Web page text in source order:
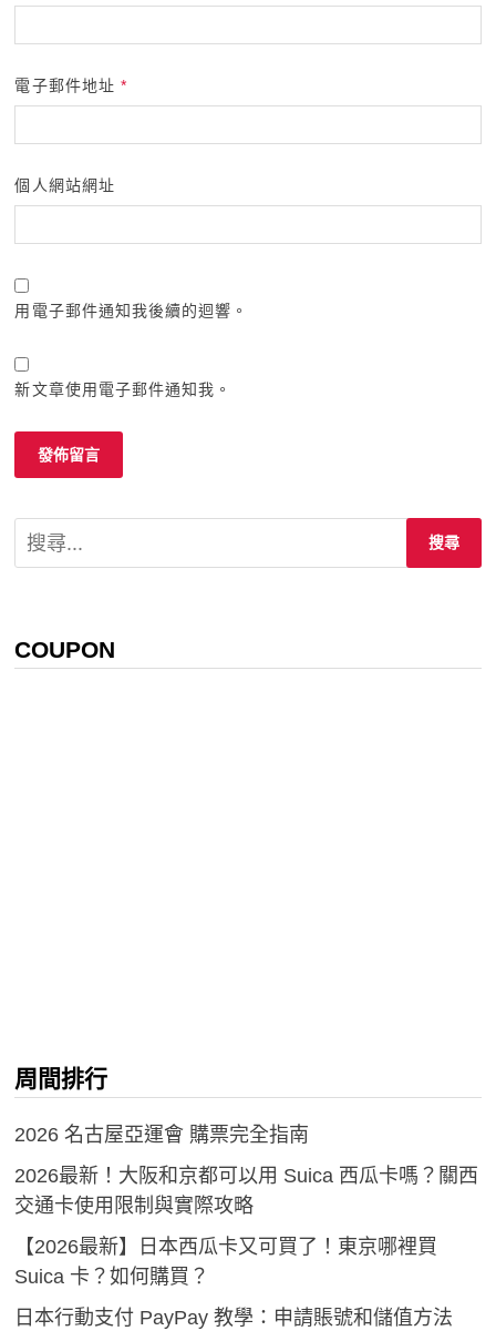
電子郵件地址 *
個人網站網址
用電子郵件通知我後續的迴響。
新文章使用電子郵件通知我。
搜
尋
COUPON
周間排行
2026 名古屋亞運會 購票完全指南
2026最新！大阪和京都可以用 Suica 西瓜卡嗎？關西
交通卡使用限制與實際攻略
【2026最新】日本西瓜卡又可買了！東京哪裡買
Suica 卡？如何購買？
日本行動支付 PayPay 教學：申請賬號和儲值方法